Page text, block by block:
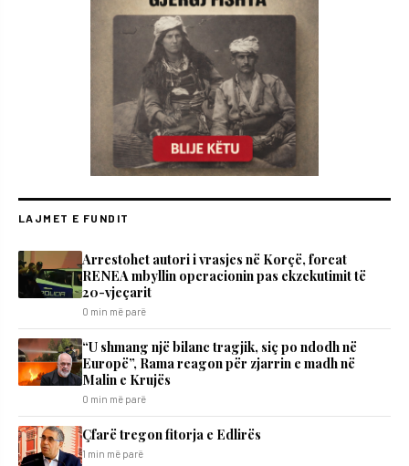
LAJMET E FUNDIT
Arrestohet autori i vrasjes në Korçë, forcat
RENEA mbyllin operacionin pas ekzekutimit të
20-vjeçarit
0 min më parë
“U shmang një bilanc tragjik, siç po ndodh në
Europë”, Rama reagon për zjarrin e madh në
Malin e Krujës
0 min më parë
Çfarë tregon fitorja e Edlirës
1 min më parë